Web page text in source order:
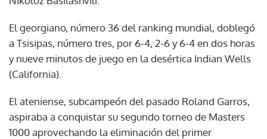
El georgiano, número 36 del ranking mundial, doblegó
a Tsisipas, número tres, por 6-4, 2-6 y 6-4 en dos horas
y nueve minutos de juego en la desértica Indian Wells
(California).
El ateniense, subcampeón del pasado Roland Garros,
aspiraba a conquistar su segundo torneo de Masters
1000 aprovechando la eliminación del primer